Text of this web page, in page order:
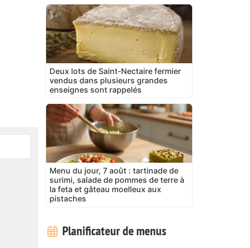
Deux lots de Saint-Nectaire fermier
vendus dans plusieurs grandes
enseignes sont rappelés
Menu du jour, 7 août : tartinade de
surimi, salade de pommes de terre à
la feta et gâteau moelleux aux
pistaches
Planificateur de menus